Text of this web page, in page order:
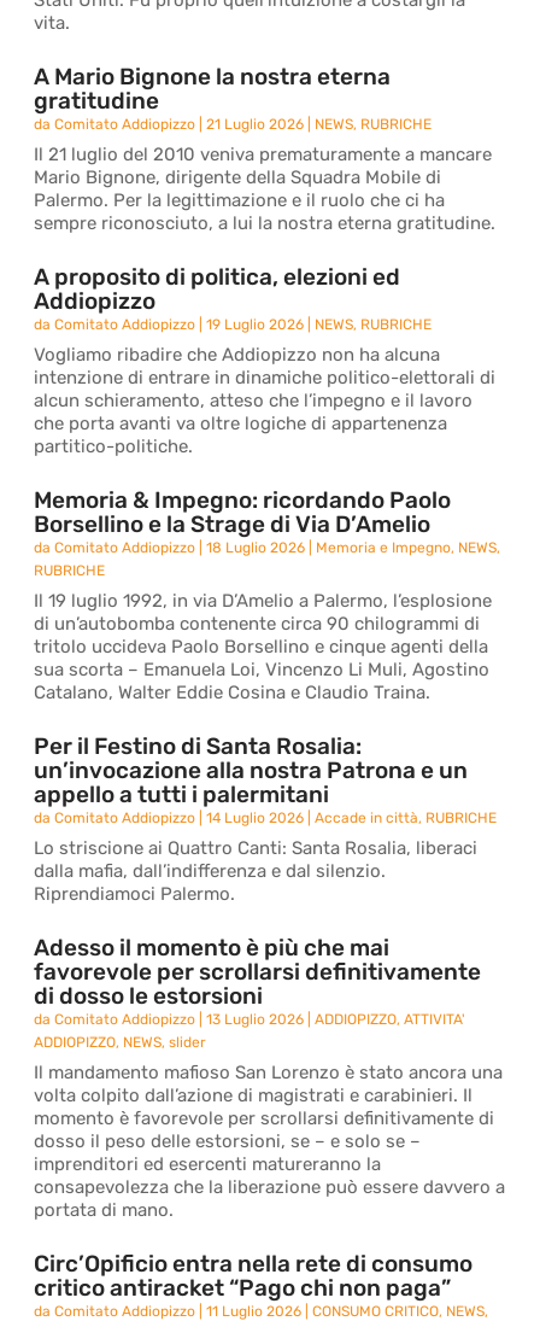
vita.
A Mario Bignone la nostra eterna
gratitudine
daComitato Addiopizzo |21 Luglio 2026 NEWS, RUBRICHE
Il 21 luglio del 2010 veniva prematuramente a mancare
Mario Bignone, dirigente della Squadra Mobile di
Palermo. Per la legittimazione e il ruolo che ci ha
sempre riconosciuto, a lui la nostra eterna gratitudine.
A proposito di politica, elezioni ed
Addiopizzo
daComitato Addiopizzo |19 Luglio 2026 NEWS, RUBRICHE
Vogliamo ribadire che Addiopizzo non ha alcuna
intenzione di entrare in dinamiche politico-elettorali di
alcun schieramento, atteso che l’impegno e il lavoro
che porta avanti va oltre logiche di appartenenza
partitico-politiche.
Memoria & Impegno: ricordando Paolo
Borsellino e la Strage di Via D’Amelio
daComitato Addiopizzo |18 Luglio 2026 Memoria e Impegno, NEWS,
RUBRICHE
Il 19 luglio 1992, in via D’Amelio a Palermo, l’esplosione
di un’autobomba contenente circa 90 chilogrammi di
tritolo uccideva Paolo Borsellino e cinque agenti della
sua scorta – Emanuela Loi, Vincenzo Li Muli, Agostino
Catalano, Walter Eddie Cosina e Claudio Traina.
Per il Festino di Santa Rosalia:
un’invocazione alla nostra Patrona e un
appello a tutti i palermitani
daComitato Addiopizzo |14 Luglio 2026 |Accade in città, RUBRICHE
Lo striscione ai Quattro Canti: Santa Rosalia, liberaci
dalla mafia, dall’indifferenza e dal silenzio.
Riprendiamoci Palermo.
Adesso il momento è più che mai
favorevole per scrollarsi definitivamente
di dosso le estorsioni
daComitato Addiopizzo |13 Luglio 2026 |ADDIOPIZZO,ATTIVITA'
ADDIOPIZZO, NEWS,slider
Il mandamento mafioso San Lorenzo è stato ancora una
volta colpito dall’azione di magistrati e carabinieri. Il
momento è favorevole per scrollarsi definitivamente di
dosso il peso delle estorsioni, se – e solo se –
imprenditori ed esercenti matureranno la
consapevolezza che la liberazione può essere davvero a
portata di mano.
Circ’Opificio entra nella rete di consumo
critico antiracket “Pago chi non paga”
daComitato Addiopizzo |11 Luglio 2026 |CONSUMO CRITICO, NEWS,